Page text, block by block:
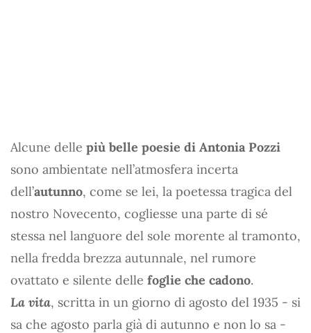
Alcune delle più belle poesie di Antonia Pozzi
sono ambientate nell’atmosfera incerta
dell’autunno, come se lei, la poetessa tragica del
nostro Novecento, cogliesse una parte di sé
stessa nel languore del sole morente al tramonto,
nella fredda brezza autunnale, nel rumore
ovattato e silente delle foglie che cadono.
La vita, scritta in un giorno di agosto del 1935 - si
sa che agosto parla già di autunno e non lo sa -